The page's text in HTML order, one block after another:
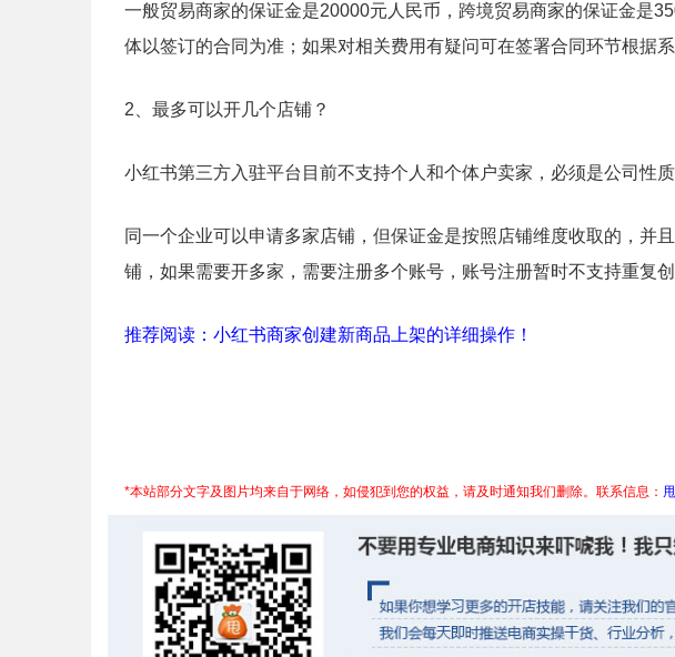
一般贸易商家的保证金是20000元人民币，跨境贸易商家的保证金是
体以签订的合同为准；如果对相关费用有疑问可在签署合同环节根据系
2、最多可以开几个店铺？
小红书第三方入驻平台目前不支持个人和个体户卖家，必须是公司性质
同一个企业可以申请多家店铺，但保证金是按照店铺维度收取的，并
铺，如果需要开多家，需要注册多个账号，账号注册暂时不支持重复创
推荐阅读： 小红书商家创建新商品上架的详细操作！
*本站部分文字及图片均来自于网络，如侵犯到您的权益，请及时通知我们删除。联系信息：